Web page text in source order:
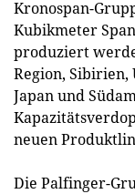
Kronospan-
Kubikmeter
produziert
Region, Sibirien,
Japan und
neuen
Die Palfinger-